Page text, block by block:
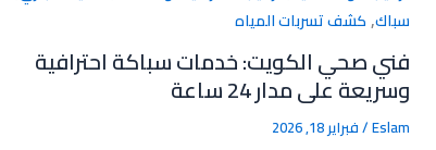
سباك,كشف تسربات المياه
فني صحي الكويت: خدمات سباكة احترافية
وسريعة على مدار 24 ساعة
Eslam
/فبراير 18, 2026